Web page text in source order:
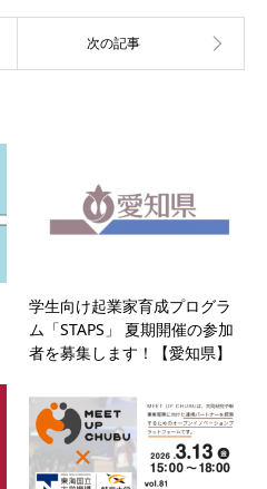
学生向け起業家育成プログラ
ム「STAPS」 夏期開催の参加
者を募集します！【愛知県】